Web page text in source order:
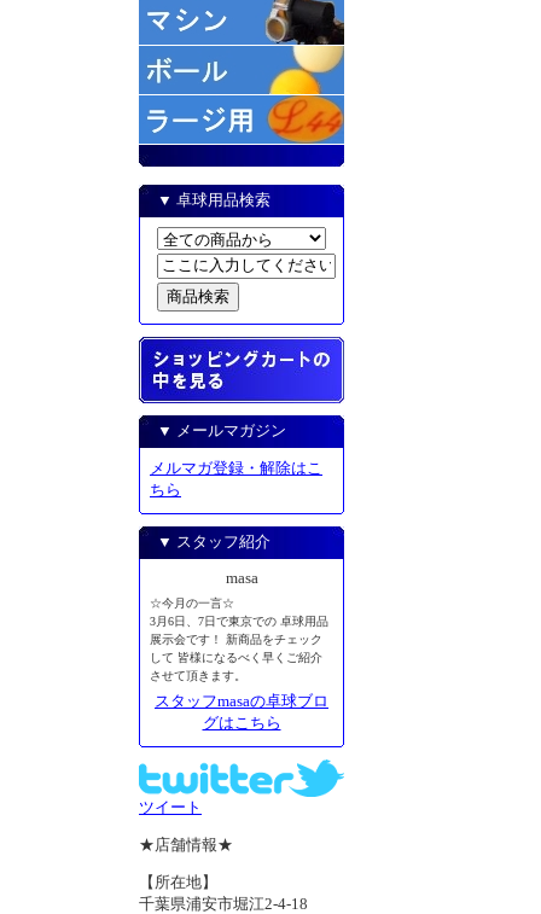
▼ 卓球用品検索
▼ メールマガジン
メルマガ登録・解除はこ
ちら
▼ スタッフ紹介
masa
☆今月の一言☆
3月6日、7日で東京での 卓球用品
展示会です！ 新商品をチェック
して 皆様になるべく早くご紹介
させて頂きます。
スタッフmasaの卓球ブロ
グはこちら
ツイート
★店舗情報★
【所在地】
千葉県浦安市堀江2-4-18